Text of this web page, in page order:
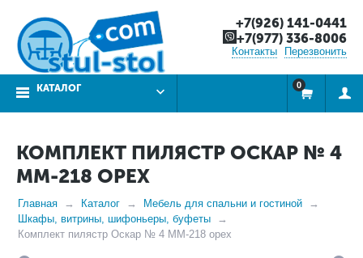
+7(926) 141-0441
+7(977) 336-8006
Контакты Перезвонить
КАТАЛОГ 0
КОМПЛЕКТ ПИЛЯСТР ОСКАР № 4
ММ-218 ОРЕХ
Главная Каталог
Мебель для спальни и гостиной
Шкафы, витрины, шифоньеры, буфеты
Комплект пилястр Оскар № 4 ММ-218 орех